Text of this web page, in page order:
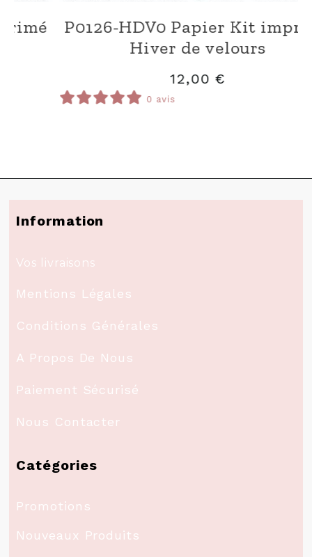
Papier Kit imprimé
P0126-
Information
Vos livraisons
Mentions Légales
Conditions Générales
A Propos De Nous
Paiement Sécurisé
Nous Contacter
Catégories
Promotions
Nouveaux Produits